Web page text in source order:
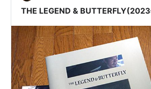
THE LEGEND &